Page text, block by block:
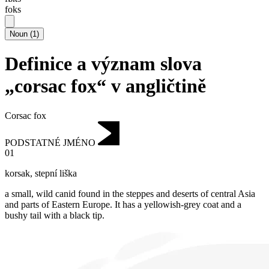
foks
Noun (1)
Definice a význam slova
„corsac fox“ v angličtině
Corsac fox
PODSTATNÉ JMÉNO
01
korsak, stepní liška
a small, wild canid found in the steppes and deserts of central Asia
and parts of Eastern Europe. It has a yellowish-grey coat and a
bushy tail with a black tip.